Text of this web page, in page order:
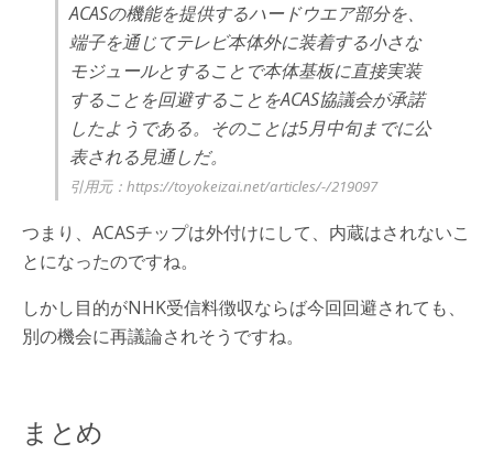
ACASの機能を提供するハードウエア部分を、
端子を通じてテレビ本体外に装着する小さな
モジュールとすることで本体基板に直接実装
することを回避することをACAS協議会が承諾
したようである。そのことは5月中旬までに公
表される見通しだ。
引用元：https://toyokeizai.net/articles/-/219097
つまり、ACASチップは外付けにして、内蔵はされないこ
とになったのですね。
しかし目的がNHK受信料徴収ならば今回回避されても、
別の機会に再議論されそうですね。
まとめ